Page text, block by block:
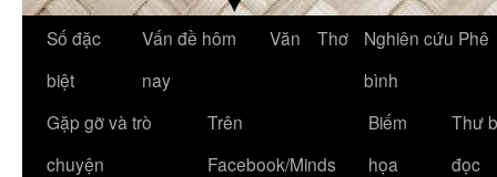
Số đặc
biệt
Vấn đề hôm
nay
Văn Thơ
Nghiên cứu Phê
bình
Gặp gỡ và trò
chuyện
Trên
Facebook/Minds
Biếm
họa
Thư
đọc